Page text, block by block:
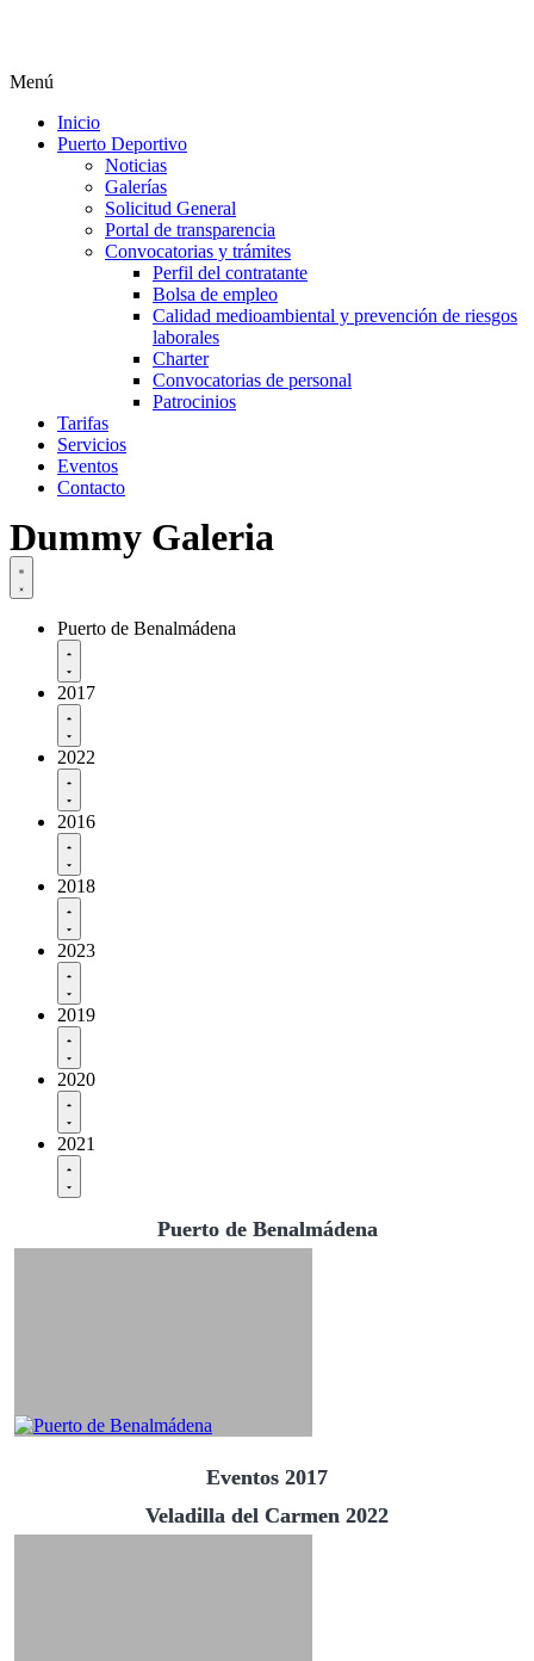
Menú
Inicio
Puerto Deportivo
Noticias
Galerías
Solicitud General
Portal de transparencia
Convocatorias y trámites
Perfil del contratante
Bolsa de empleo
Calidad medioambiental y prevención de riesgos
laborales
Charter
Convocatorias de personal
Patrocinios
Tarifas
Servicios
Eventos
Contacto
Dummy Galeria
Puerto de Benalmádena
2017
2022
2016
2018
2023
2019
2020
2021
Puerto de Benalmádena
Eventos 2017
Veladilla del Carmen 2022